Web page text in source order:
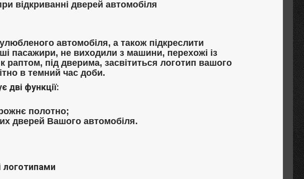
відкриванні дверей автомобіля
автомобіля, а також підкреслити
пасажири, не виходили з машини, перехожі із
раптом, під дверима, засвітиться логотип вашого
в темний час доби.
дві функції:
полотно;
дверей Вашого автомобіля.
логотипами